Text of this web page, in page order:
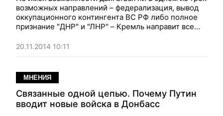
возможных направлений – федерализация, вывод
оккупационного контингента ВС РФ либо полное
признание "ДНР" и "ЛНР" – Кремль направит все
следуя принципу "уважать, но не признавать". Чем
это чревато для дальнейшей судьбы
нетрудно предугадать. Благо, пример в виде
Нагорного Карабаха всегда перед глазами
20.11.2014 10:11
МНЕНИЯ
Связанные одной цепью. Почему Путин
вводит новые войска в Донбасс